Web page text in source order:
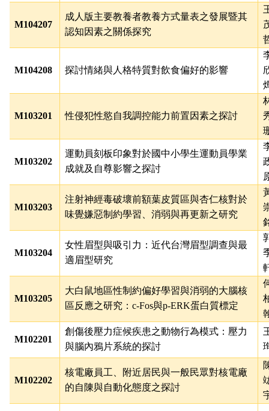
M104207
成人版主要教養者教養方式量表之發展暨其
認知因素之關係探究
M104208 探討情緒與人格特質對飲食偏好的影響
M103201 性侵犯性慾自我調控能力前置因素之探討
M103202
運動員刻板印象對於國中小學生運動員學業
成就及自尊影響之探討
M103203
注射神經毒破壞前額葉皮質區與杏仁核對於
味覺嫌惡制約學習、消弱與再更新之研究
M103204
女性眉型與吸引力：近代台灣眉型調查與最
適眉型研究
M103205
大白鼠地區性制約偏好學習與消弱的大腦核
區反應之研究： c-Fos與p-ERK蛋白質標定
M102201
創傷後壓力症候疾患之動物行為模式：壓力
與腦內鴉片系統的探討
M102202
核電廠員工、附近居民與一般民眾對核電廠
的自陳與自動化態度之探討